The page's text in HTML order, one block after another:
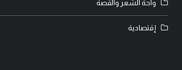
واحة الشعر والقصة
إقتصادية